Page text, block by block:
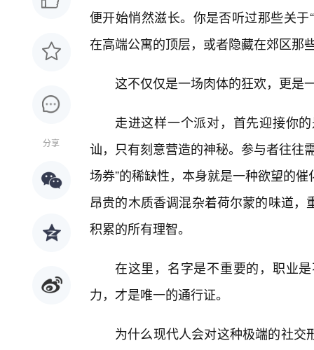
分享
便开始悄然滋长。你是否听过那些关
在高端公寓的顶层，或者隐藏在郊区那
这不仅仅是一场肉体的狂欢，更是
走进这样一个派对，首先迎接你
讪，只有刻意营造的神秘。参与者往往
场券”的稀缺性，本身就是一种欲望的
昂贵的木质香调混杂着荷尔蒙的味道
积累的所有理智。
在这里，名字是不重要的，职业
力，才是唯一的通行证。
为什么现代人会对这种极端的社